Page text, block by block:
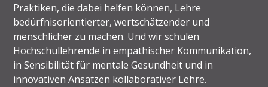
Praktiken, die dabei helfen können, Lehre
bedürfnisorientierter, wertschätzender und
menschlicher zu machen. Und wir schulen
Hochschullehrende in empathischer Kommunikation,
in Sensibilität für mentale Gesundheit und in
innovativen Ansätzen kollaborativer Lehre.